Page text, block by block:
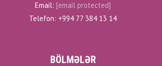
Email: [email protected]
Telefon: +994 77 384 13 14
BÖLMƏLƏR